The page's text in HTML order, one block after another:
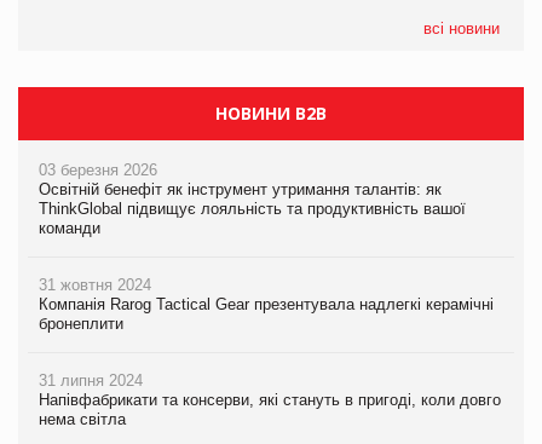
всі новини
НОВИНИ B2B
03 березня 2026
Освітній бенефіт як інструмент утримання талантів: як
ThinkGlobal підвищує лояльність та продуктивність вашої
команди
31 жовтня 2024
Компанія Rarog Tactical Gear презентувала надлегкі керамічні
бронеплити
31 липня 2024
Напівфабрикати та консерви, які стануть в пригоді, коли довго
нема світла